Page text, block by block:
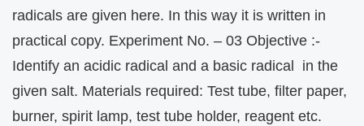
radicals are given here. In this way it is written in
practical copy. Experiment No. – 03 Objective :-
Identify an acidic radical and a basic radical in the
given salt. Materials required: Test tube, filter paper,
burner, spirit lamp, test tube holder, reagent etc.